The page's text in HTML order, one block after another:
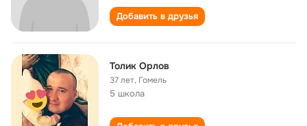
Добавить в друзья
Толик Орлов
37 лет, Гомель
5 школа